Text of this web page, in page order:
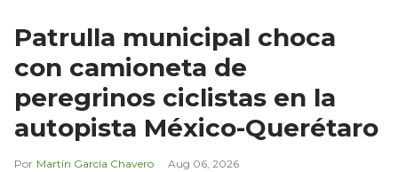
Patrulla municipal choca
con camioneta de
peregrinos ciclistas en la
autopista México-Querétaro
Martín García Chavero Aug 06, 2026